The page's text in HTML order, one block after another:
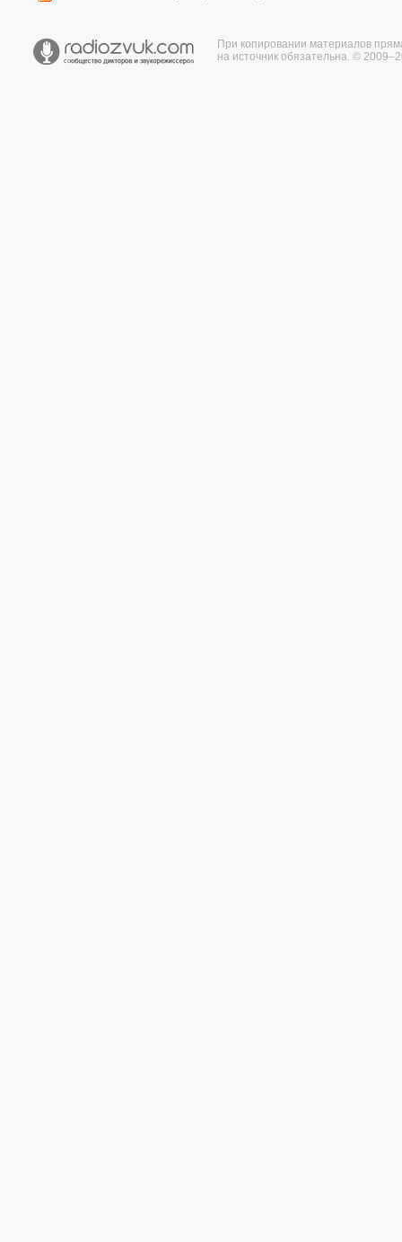
При копировании материалов
на источник обязательна. ©